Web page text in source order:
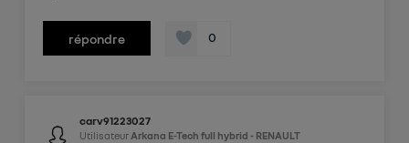
répondre 0
carv91223027
Utilisateur Arkana E-Tech full hybrid - RENAULT